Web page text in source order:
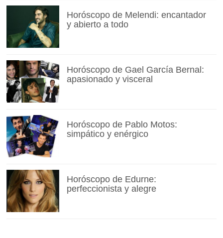
Horóscopo de Melendi: encantador
y abierto a todo
Horóscopo de Gael García Bernal:
apasionado y visceral
Horóscopo de Pablo Motos:
simpático y enérgico
Horóscopo de Edurne:
perfeccionista y alegre